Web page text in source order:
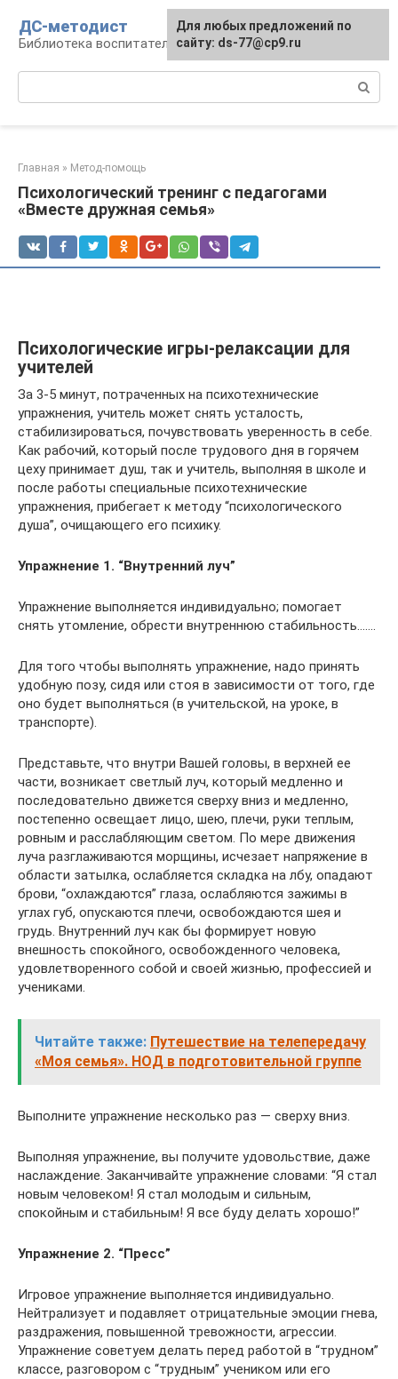
контенту
ДС-методист
Библиотека воспитателя
Главная » Метод-помощь
Психологический тренинг с педагогами
«Вместе дружная семья»
Психологические игры-релаксации для
учителей
За 3-5 минут, потраченных на психотехнические
упражнения, учитель может снять усталость,
стабилизироваться, почувствовать уверенность в себе.
Как рабочий, который после трудового дня в горячем
цеху принимает душ, так и учитель, выполняя в школе и
после работы специальные психотехнические
упражнения, прибегает к методу “психологического
душа”, очищающего его психику.
Упражнение 1. “Внутренний луч”
Упражнение выполняется индивидуально; помогает
снять утомление, обрести внутреннюю стабильность…….
Для того чтобы выполнять упражнение, надо принять
удобную позу, сидя или стоя в зависимости от того, где
оно будет выполняться (в учительской, на уроке, в
транспорте).
Представьте, что внутри Вашей головы, в верхней ее
части, возникает светлый луч, который медленно и
последовательно движется сверху вниз и медленно,
постепенно освещает лицо, шею, плечи, руки теплым,
ровным и расслабляющим светом. По мере движения
луча разглаживаются морщины, исчезает напряжение в
области затылка, ослабляется складка на лбу, опадают
брови, “охлаждаются” глаза, ослабляются зажимы в
углах губ, опускаются плечи, освобождаются шея и
грудь. Внутренний луч как бы формирует новую
внешность спокойного, освобожденного человека,
удовлетворенного собой и своей жизнью, профессией и
учениками.
Читайте также: Путешествие на телепередачу
«Моя семья». НОД в подготовительной группе
Выполните упражнение несколько раз — сверху вниз.
Выполняя упражнение, вы получите удовольствие, даже
наслаждение. Заканчивайте упражнение словами: “Я стал
новым человеком! Я стал молодым и сильным,
спокойным и стабильным! Я все буду делать хорошо!”
Упражнение 2. “Пресс”
Игровое упражнение выполняется индивидуально.
Нейтрализует и подавляет отрицательные эмоции гнева,
раздражения, повышенной тревожности, агрессии.
Упражнение советуем делать перед работой в “трудном”
классе, разговором с “трудным” учеником или его
Для любых предложений по
сайту: ds-77@cp9.ru